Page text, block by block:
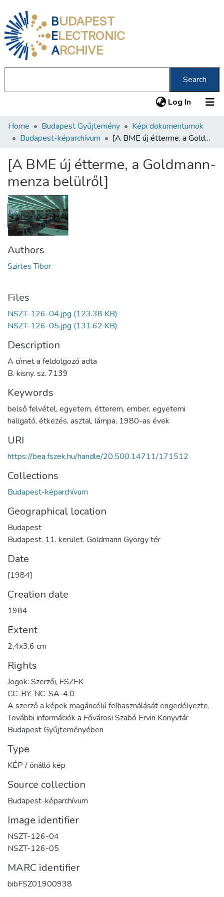
BUDAPEST
ELECTRONIC
ARCHIVE
Search
Log In (current)
Communities & Collections
Statistics
About us
Home Budapest Gyűjtemény
Képi dokumentumok
Budapest-képarchívum
[A BME új étterme, a Goldmann-menza belülről]
[A BME új étterme, a Goldmann-
menza belülről]
Authors
Szirtes Tibor
Files
NSZT-126-04.jpg (123.38 KB)
NSZT-126-05.jpg (131.62 KB)
Description
A címet a feldolgozó adta
B. kisny. sz. 7139
Keywords
belső felvétel, egyetem, étterem, ember, egyetemi
hallgató, étkezés, asztal, lámpa, 1980-as évek
URI
https://bea.fszek.hu/handle/20.500.14711/171512
Collections
Budapest-képarchívum
Geographical location
Budapest
Budapest. 11. kerület. Goldmann György tér
Date
[1984]
Creation date
1984
Extent
2,4x3,6 cm
Rights
Jogok: Szerzői, FSZEK
CC-BY-NC-SA-4.0
A szerző a képek magáncélú felhasználását engedélyezte.
További információk a Fővárosi Szabó Ervin Könyvtár
Budapest Gyűjteményében
Type
KÉP / önálló kép
Source collection
Budapest-képarchívum
Image identifier
NSZT-126-04
NSZT-126-05
MARC identifier
bibFSZ01900938